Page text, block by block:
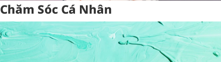
Chăm Sóc Cá Nhân